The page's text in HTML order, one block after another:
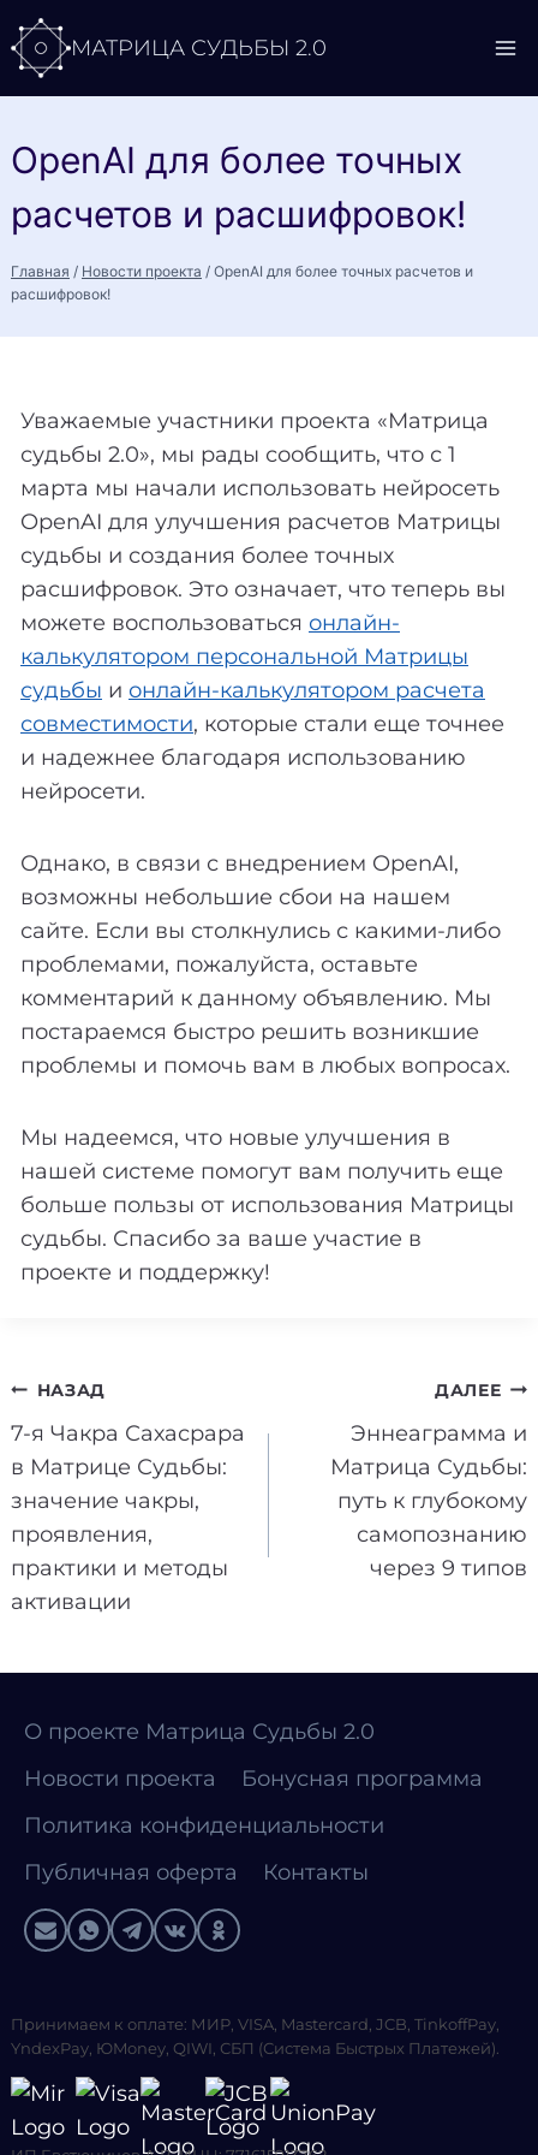
Перейти
содержимому
МАТРИЦА СУДЬБЫ 2.0
OpenAI для более точных
расчетов и расшифровок!
Главная / Новости проекта / OpenAI для более точных расчетов и
расшифровок!
Уважаемые участники проекта «Матрица
судьбы 2.0», мы рады сообщить, что с 1
марта мы начали использовать нейросеть
OpenAI для улучшения расчетов Матрицы
судьбы и создания более точных
расшифровок. Это означает, что теперь вы
можете воспользоваться онлайн-
калькулятором персональной Матрицы
судьбы и онлайн-калькулятором расчета
совместимости, которые стали еще точнее
и надежнее благодаря использованию
нейросети.
Однако, в связи с внедрением OpenAI,
возможны небольшие сбои на нашем
сайте. Если вы столкнулись с какими-либо
проблемами, пожалуйста, оставьте
комментарий к данному объявлению. Мы
постараемся быстро решить возникшие
проблемы и помочь вам в любых вопросах.
Мы надеемся, что новые улучшения в
нашей системе помогут вам получить еще
больше пользы от использования Матрицы
судьбы. Спасибо за ваше участие в
проекте и поддержку!
Навигация
по
записям
НАЗАД
7-я Чакра Сахасрара
в Матрице Судьбы:
значение чакры,
проявления,
практики и методы
активации
ДАЛЕЕ
Эннеаграмма и
Матрица Судьбы:
путь к глубокому
самопознанию
через 9 типов
Принимаем к оплате: МИР, VISA, Mastercard, JCB, TinkoffPay,
YndexPay, ЮMoney, QIWI, СБП (Система Быстрых Платежей).
О проекте Матрица Судьбы 2.0
Новости проекта
Бонусная программа
Политика конфиденциальности
Публичная оферта
Контакты